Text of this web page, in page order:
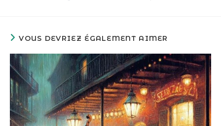
VOUS DEVRIEZ ÉGALEMENT AIMER